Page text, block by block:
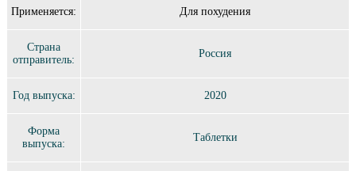
Применяется: Для похудения
Страна
отправитель:
Россия
Год выпуска: 2020
Форма
выпуска:
Таблетки